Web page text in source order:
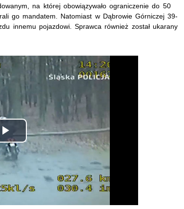
na której obowiązywało ograniczenie do 50
go mandatem. Natomiast w Dąbrowie Górniczej 39-
innemu pojazdowi. Sprawca również został ukarany
Odtwórz
wideo